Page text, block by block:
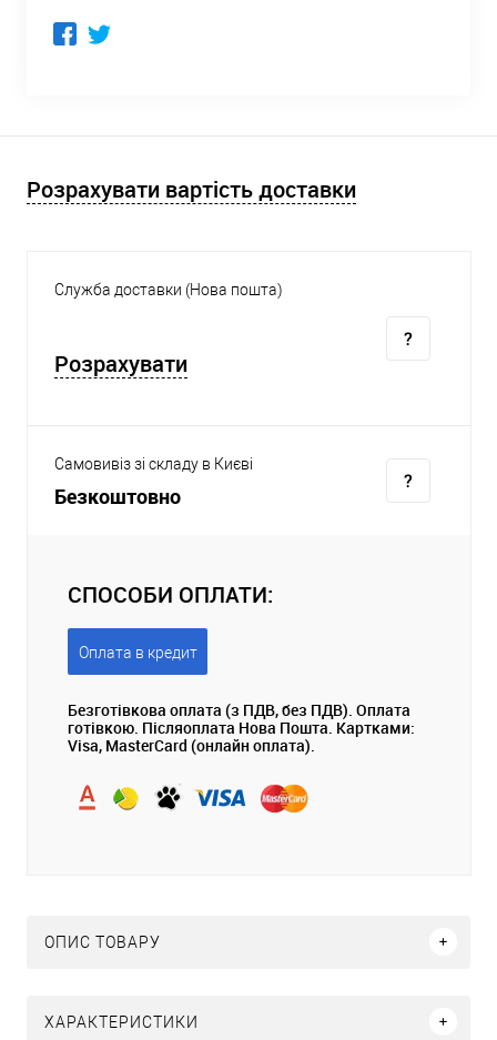
Розрахувати вартість доставки
Служба доставки (Нова пошта)
Розрахувати
Самовивіз зі складу в Києві
Безкоштовно
СПОСОБИ ОПЛАТИ:
Оплата в кредит
Безготівкова оплата (з ПДВ, без ПДВ). Оплата
готівкою. Післяоплата Нова Пошта. Картками:
Visa, MasterCard (онлайн оплата).
ОПИС ТОВАРУ
ХАРАКТЕРИСТИКИ